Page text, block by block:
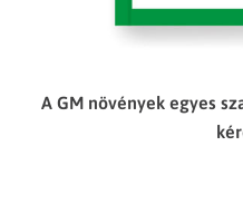
A GM növények egyes